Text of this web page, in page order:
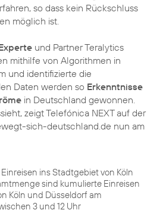
so dass kein Rückschluss
möglich ist.
und Partner Teralytics
mithilfe von Algorithmen in
und identifizierte die
Daten werden so Erkenntnisse
in Deutschland gewonnen.
zeigt Telefónica NEXT auf der
sich-deutschland.de nun am
ins Stadtgebiet von Köln
sind kumulierte Einreisen
Köln und Düsseldorf am
3 und 12 Uhr